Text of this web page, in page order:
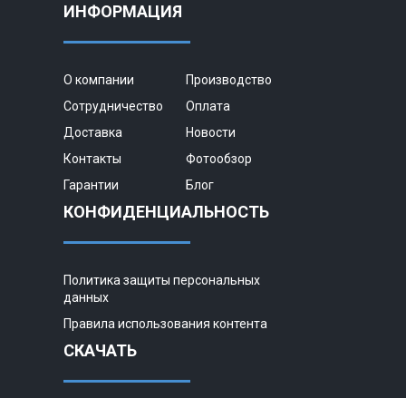
ИНФОРМАЦИЯ
О компании
Производство
Сотрудничество
Оплата
Доставка
Новости
Контакты
Фотообзор
Гарантии
Блог
КОНФИДЕНЦИАЛЬНОСТЬ
Политика защиты персональных
данных
Правила использования контента
СКАЧАТЬ